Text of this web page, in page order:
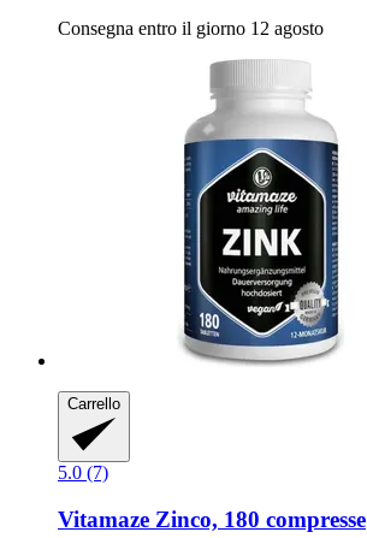
Consegna entro il giorno 12 agosto
Carrello
5.0 (7)
Vitamaze Zinco, 180 compresse